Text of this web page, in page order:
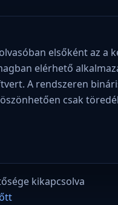
elsőként az a
elérhető
A rendszeren
csak
kikapcsolva